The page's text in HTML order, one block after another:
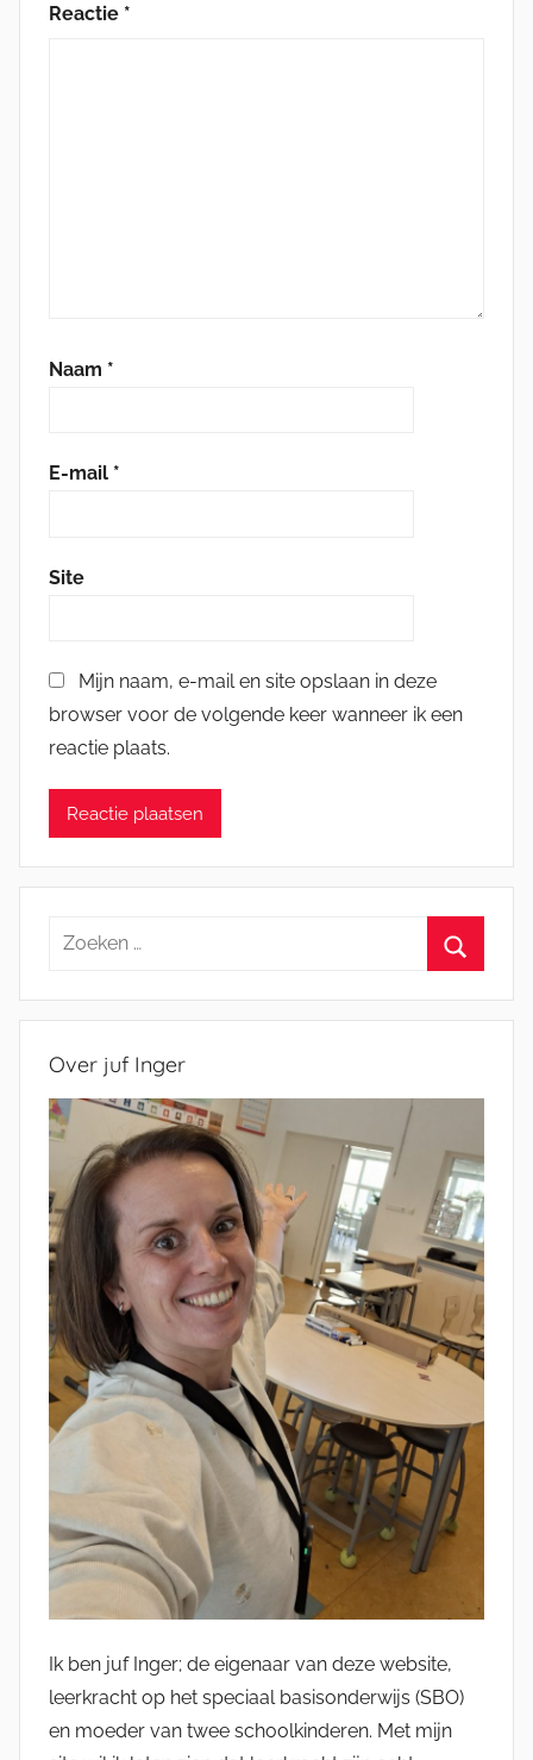
Reactie *
Naam *
E-mail *
Site
Mijn naam, e-mail en site opslaan in deze
browser voor de volgende keer wanneer ik een
reactie plaats.
Zoeken
Over juf Inger
Ik ben juf Inger; de eigenaar van deze website,
leerkracht op het speciaal basisonderwijs (SBO)
en moeder van twee schoolkinderen. Met mijn